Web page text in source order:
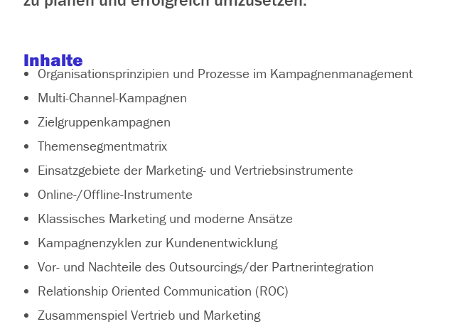
Inhalte
Organisationsprinzipien und Prozesse im Kampagnenmanagement
Multi-Channel-Kampagnen
Zielgruppenkampagnen
Themensegmentmatrix
Einsatzgebiete der Marketing- und Vertriebsinstrumente
Online-/Offline-Instrumente
Klassisches Marketing und moderne Ansätze
Kampagnenzyklen zur Kundenentwicklung
Vor- und Nachteile des Outsourcings/der Partnerintegration
Relationship Oriented Communication (ROC)
Zusammenspiel Vertrieb und Marketing